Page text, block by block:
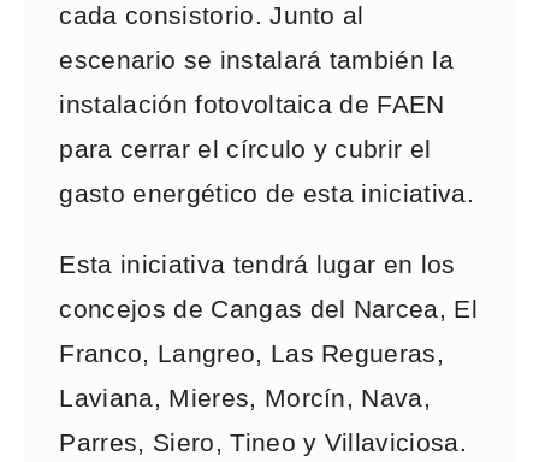
cada consistorio. Junto al
escenario se instalará también la
instalación fotovoltaica de FAEN
para cerrar el círculo y cubrir el
gasto energético de esta iniciativa.
Esta iniciativa tendrá lugar en los
concejos de Cangas del Narcea, El
Franco, Langreo, Las Regueras,
Laviana, Mieres, Morcín, Nava,
Parres, Siero, Tineo y Villaviciosa.